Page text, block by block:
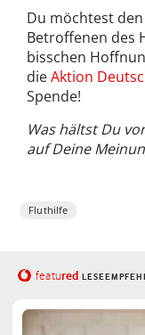
Du möchtest
Betroffenen des
bisschen
dieAktion
Spende!
Was hältst Du
auf Deine
Fluthilfe
featured